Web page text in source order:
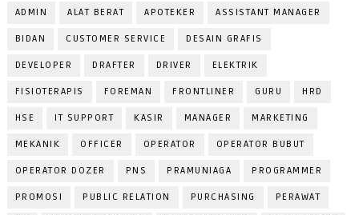
ADMIN ALAT BERAT APOTEKER ASSISTANT MANAGER
BIDAN CUSTOMER SERVICE DESAIN GRAFIS
DEVELOPER DRAFTER DRIVER ELEKTRIK
FISIOTERAPIS FOREMAN FRONTLINER GURU HRD
HSE IT SUPPORT KASIR MANAGER MARKETING
MEKANIK OFFICER OPERATOR OPERATOR BUBUT
OPERATOR DOZER PNS PRAMUNIAGA PROGRAMMER
PROMOSI PUBLIC RELATION PURCHASING PERAWAT